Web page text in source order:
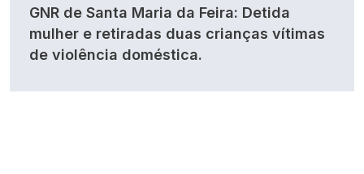
GNR de Santa Maria da Feira: Detida
mulher e retiradas duas crianças vítimas
de violência doméstica.